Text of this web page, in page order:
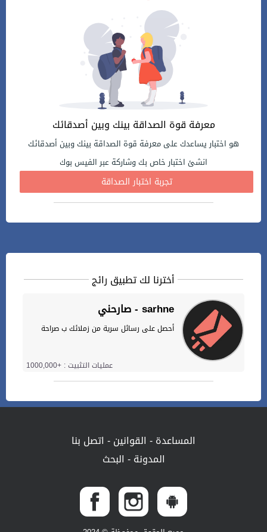
معرفة قوة الصداقة بينك وبين أصدقائك
هو اختبار يساعدك على معرفة قوة الصداقة بينك وبين أصدقائك
انشئ اختبار خاص بك وشاركة عبر الفيس بوك
تجربة اختبار الصداقة
أخترنا لك تطبيق رائج
صارحني - sarhne
أحصل على رسائل سرية من زملائك ب صراحة
عمليات التثبيت : +1000,000
المساعدة- القوانين- اتصل بنا
المدونة- البحث